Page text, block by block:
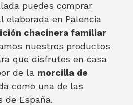
puedes comprar
elaborada en Palencia
chacinera familiar
nuestros productos
que disfrutes en casa
de la morcilla de
como una de las
de España.